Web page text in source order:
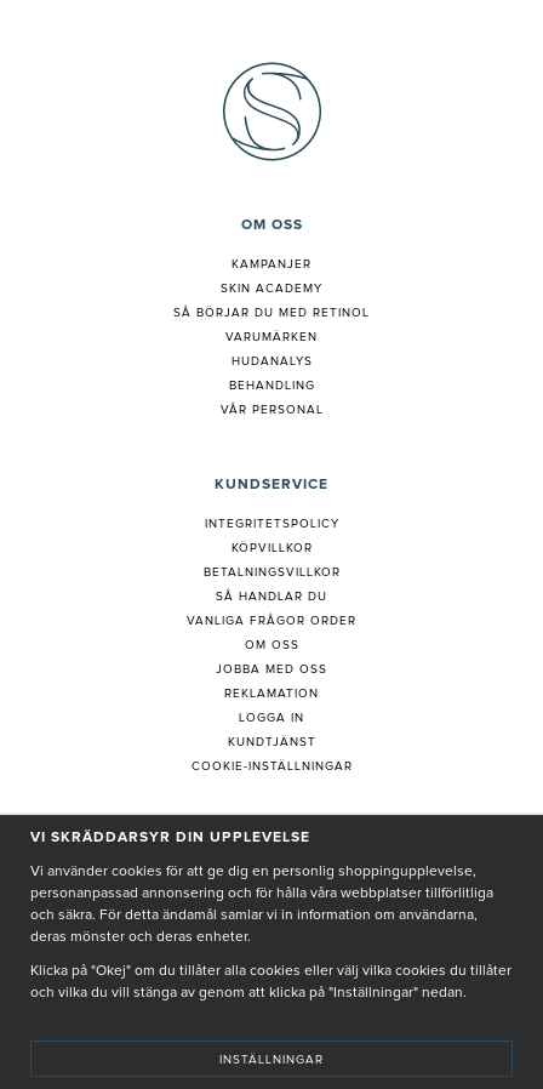
OM OSS
KAMPANJER
SKIN ACADEMY
SÅ BÖRJAR DU MED RETINOL
VARUMÄRKEN
HUDANALYS
BEHANDLING
VÅR PERSONAL
KUNDSERVICE
INTEGRITETSPOLICY
KÖPVILLKOR
BETALNINGSVILLKOR
SÅ HANDLAR DU
VANLIGA FRÅGOR ORDER
OM OSS
JOBBA MED OSS
REKLAMATION
LOGGA IN
KUNDTJÄNST
COOKIE-INSTÄLLNINGAR
PRENUMERERA PÅ NYHETSBREV
Genom att ge min e-post, accepterar jag Seth och Sallyintegritetspolicy
De uppgifter du matar in kommer endast användas till våra nyhetsbrev.
VI SKRÄDDARSYR DIN UPPLEVELSE
Vi använder cookies för att ge dig en personlig shoppingupplevelse,
personanpassad annonsering och för hålla våra webbplatser tillförlitliga
och säkra. För detta ändamål samlar vi in information om användarna,
deras mönster och deras enheter.
Klicka på "Okej" om du tillåter alla cookies eller välj vilka cookies du tillåter
och vilka du vill stänga av genom att klicka på "Inställningar" nedan.
INSTÄLLNINGAR